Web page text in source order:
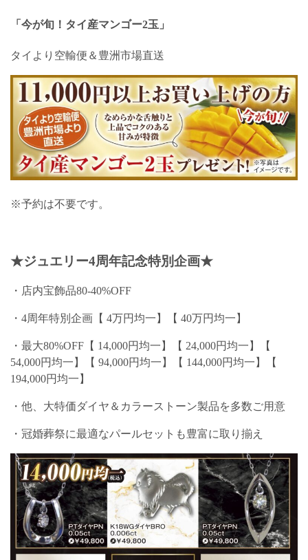
「今が旬！タイ産マンゴー2玉」
タイより空輸便＆豊洲市場直送
※予約は不要です。
★ジュエリー4周年記念特別企画★
・店内宝飾品80-40%OFF
・4周年特別企画【 4万円均一】【 40万円均一】
・最大80%OFF【 14,000円均一】【 24,000円均一】【
54,000円均一】【 94,000円均一】【 144,000円均一】【
194,000円均一】
・他、大特価ダイヤ＆カラーストーン製品を多数ご用意
・冠婚葬祭に最適なパールセットも豊富に取り揃え